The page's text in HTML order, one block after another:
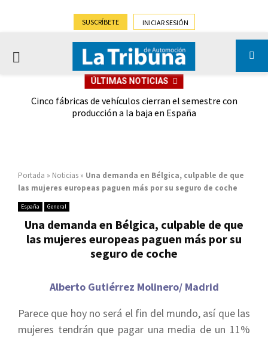
SUSCRÍBETE INICIAR SESIÓN
PRIMARY
ÚLTIMAS NOTICIAS
Cinco fábricas de vehículos cierran el semestre con
producción a la baja en España
Portada » Noticias » Una demanda en Bélgica, culpable de que
las mujeres europeas paguen más por su seguro de coche
España General
Una demanda en Bélgica, culpable de que
las mujeres europeas paguen más por su
seguro de coche
Alberto Gutiérrez Molinero/ Madrid
Parece que hoy no será el fin del mundo, así que las
mujeres tendrán que pagar una media de un 11%